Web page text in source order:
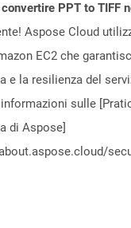
PPT to TIFF
Aspose Cloud
EC2 che
e la resilienza del
sulle
di Aspose]